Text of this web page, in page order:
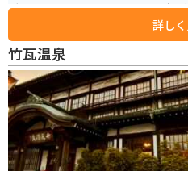
大幅6.4km、最小幅0.8kmという日本
幡浜市、伊方町、西予市旧三瓶町区域で構成され
白亜の美しい建物で、夕暮れ時には海
日中とは異なる美しいロケーションを
車場から徒歩で20〜30分。灯台までの
が、灯台につくとその疲れも吹き飛び
和海のおだやかな景観を楽しめます。 他にも、地形を活かした絶景や地元グ
ルメを堪能することができます。また
れる国道197号線は、左右に瀬戸内海
ブ・ツーリングコースが楽しめます。
詳し
竹瓦温泉